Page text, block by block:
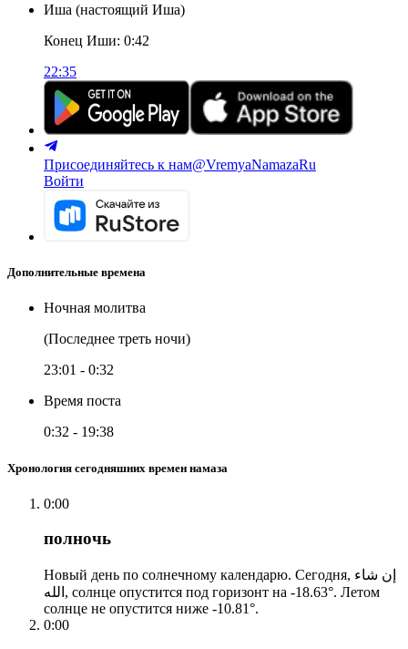
Иша (настоящий Иша)
Конец Иши: 0:42
22:35
Присоединяйтесь к нам@VremyaNamazaRu
Войти
Дополнительные времена
Ночная молитва
(Последнее треть ночи)
23:01 - 0:32
Время поста
0:32 - 19:38
Хронология сегодняшних времен намаза
0:00
полночь
Новый день по солнечному календарю. Сегодня, إن شاء
الله, солнце опустится под горизонт на -18.63°. Летом
солнце не опустится ниже -10.81°.
0:00